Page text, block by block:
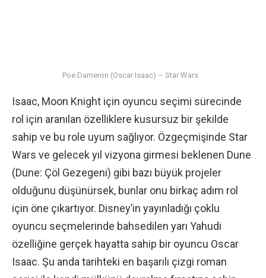
Poe Dameron (Oscar Isaac) – Star Wars
Isaac, Moon Knight için oyuncu seçimi sürecinde
rol için aranılan özelliklere kusursuz bir şekilde
sahip ve bu role uyum sağlıyor. Özgeçmişinde Star
Wars ve gelecek yıl vizyona girmesi beklenen Dune
(Dune: Çöl Gezegeni) gibi bazı büyük projeler
olduğunu düşünürsek, bunlar onu birkaç adım rol
için öne çıkartıyor. Disney’in yayınladığı çoklu
oyuncu seçmelerinde bahsedilen yarı Yahudi
özelliğine gerçek hayatta sahip bir oyuncu Oscar
Isaac. Şu anda tarihteki en başarılı çizgi roman